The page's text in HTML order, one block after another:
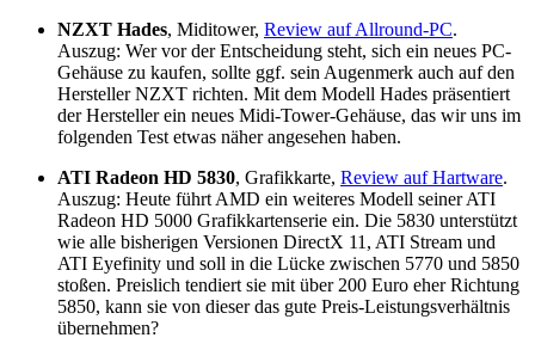
NZXT Hades, Miditower, Review auf Allround-PC.
Auszug: Wer vor der Entscheidung steht, sich ein neues PC-
Gehäuse zu kaufen, sollte ggf. sein Augenmerk auch auf den
Hersteller NZXT richten. Mit dem Modell Hades präsentiert
der Hersteller ein neues Midi-Tower-Gehäuse, das wir uns im
folgenden Test etwas näher angesehen haben.
ATI Radeon HD 5830, Grafikkarte, Review auf Hartware.
Auszug: Heute führt AMD ein weiteres Modell seiner ATI
Radeon HD 5000 Grafikkartenserie ein. Die 5830 unterstützt
wie alle bisherigen Versionen DirectX 11, ATI Stream und
ATI Eyefinity und soll in die Lücke zwischen 5770 und 5850
stoßen. Preislich tendiert sie mit über 200 Euro eher Richtung
5850, kann sie von dieser das gute Preis-Leistungsverhältnis
übernehmen?